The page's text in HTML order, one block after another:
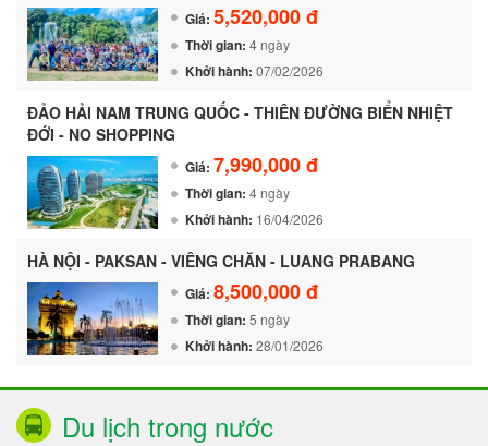
Giá: 5,520,000 đ
Thời gian: 4 ngày
Khởi hành: 07/02/2026
ĐẢO HẢI NAM TRUNG QUỐC - THIÊN ĐƯỜNG BIỂN NHIỆT
ĐỚI - NO SHOPPING
Giá: 7,990,000 đ
Thời gian: 4 ngày
Khởi hành: 16/04/2026
HÀ NỘI - PAKSAN - VIÊNG CHĂN - LUANG PRABANG
Giá: 8,500,000 đ
Thời gian: 5 ngày
Khởi hành: 28/01/2026
Du lịch trong nước